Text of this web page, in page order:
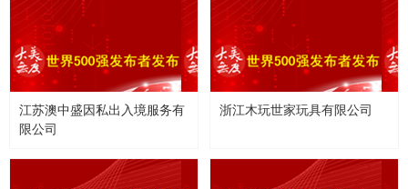
江苏澳中盛因私出入境服务有
限公司
浙江木玩世家玩具有限公司